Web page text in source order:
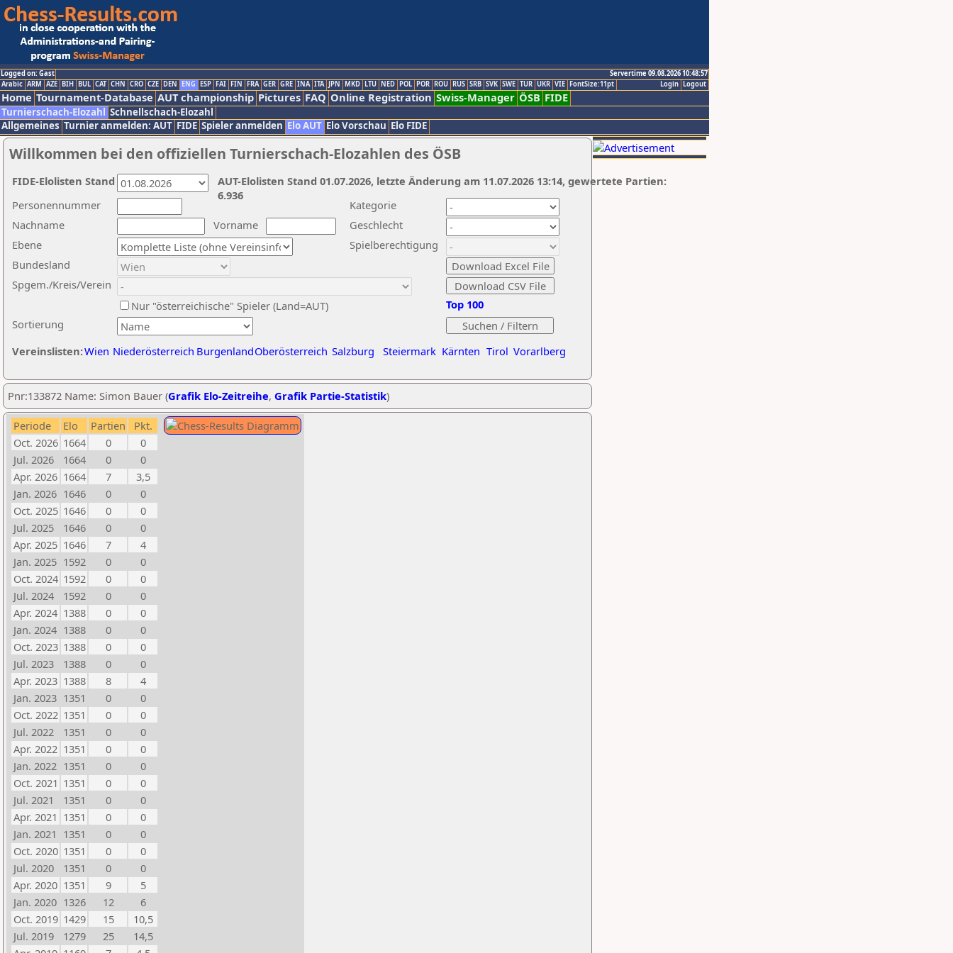
Logged on: Gast
Servertime 09.08.2026 10:48:57
Logout
Login
Arabic ARM AZE BIH BUL CAT CHN CRO CZE DEN ENG ESP FAI FIN FRA GER GRE INA ITA JPN MKD LTU NED POL POR ROU RUS SRB SVK SWE TUR UKR VIE FontSize:11pt
Home Tournament-Database AUT championship Pictures FAQ Online Registration Swiss-Manager ÖSB FIDE
Turnierschach-Elozahl Schnellschach-Elozahl
Allgemeines Turnier anmelden: AUT FIDE Spieler anmelden Elo AUT Elo Vorschau Elo FIDE
Willkommen bei den offiziellen Turnierschach-Elozahlen des ÖSB
Nachname
Vorname
Ebene
Kategorie
Sortierung
Personennummer
Bundesland
Spgem./Kreis/Verein
Geschlecht
Nur "österreichische" Spieler (Land=AUT)
Spielberechtigung
Vereinslisten:Wien Niederösterreich BurgenlandOberösterreich Salzburg Steiermark Kärnten Tirol Vorarlberg
Top 100
AUT-Elolisten Stand 01.07.2026, letzte Änderung am 11.07.2026 13:14, gewertete Partien:
6.936
FIDE-Elolisten Stand
Pnr:133872 Name: Simon Bauer (Grafik Elo-Zeitreihe, Grafik Partie-Statistik)
Periode Elo Partien
Pkt.
Oct. 2026 1664 0
0
Jul. 2026
1664 0
0
Apr. 2026 1664 7
3,5
Jan. 2026 1646 0
0
Oct. 2025 1646 0
0
Jul. 2025
1646 0
0
Apr. 2025 1646 7
4
Jan. 2025 1592 0
0
Oct. 2024 1592 0
0
Jul. 2024
1592 0
0
Apr. 2024 1388 0
0
Jan. 2024 1388 0
0
Oct. 2023 1388 0
0
Jul. 2023
1388 0
0
Apr. 2023 1388 8
4
Jan. 2023 1351 0
0
Oct. 2022 1351 0
0
Jul. 2022
1351 0
0
Apr. 2022 1351 0
0
Jan. 2022 1351 0
0
Oct. 2021 1351 0
0
Jul. 2021
1351 0
0
Apr. 2021 1351 0
0
Jan. 2021 1351 0
0
Oct. 2020 1351 0
0
Jul. 2020
1351 0
0
Apr. 2020 1351 9
5
Jan. 2020 1326 12
6
Oct. 2019 1429 15
10,5
Jul. 2019
1279 25
14,5